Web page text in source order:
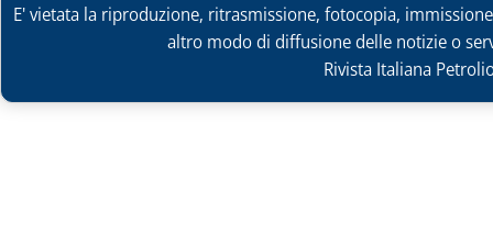
E' vietata la riproduzione, ritrasmissione, fotocopia,
altro modo di diffusione delle notizie o
Rivista Italiana